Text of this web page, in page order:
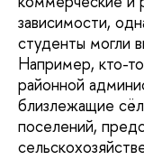
зависимости,
студенты могли
Например, кто-
районной
близлежащие
поселений,